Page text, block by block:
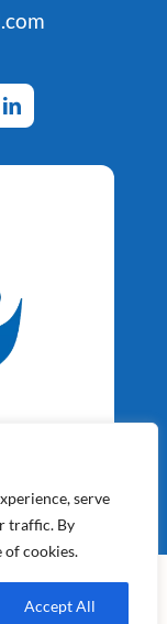
serve
traffic. By
of cookies.
Accept All
Voorbehouden |
BV